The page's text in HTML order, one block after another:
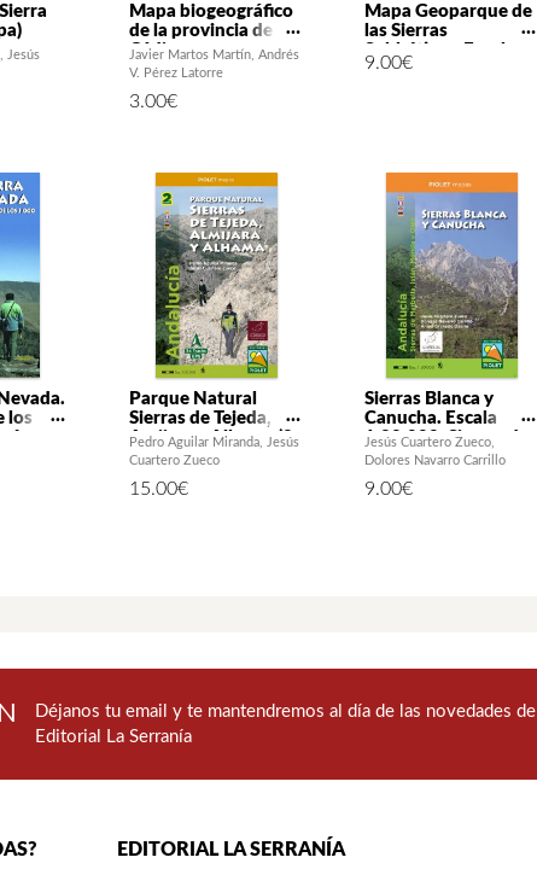
Jesús
Mapa biogeográfico
de la provincia de
Cádiz
Javier Martos Martín Andrés
V. Pérez Latorre
3.00€
Mapa Geoparque de
las Sierras
Subbéticas. Escala
1:40000
9.00€
los
Parque Natural
Sierras de Tejeda,
Amijara y Alhama (2
mapas)
Pedro Aguilar Miranda
Jesús
Cuartero Zueco
15.00€
Sierras Blanca y
Canucha. Escala
1:20.000. Sierras de
Marbella, Istán,
Jesús Cuartero Zueco
Dolores Navarro Carrillo
9.00€
Déjanos tu email y te mantendremos al día de las novedades de
Editorial La Serranía
EDITORIAL LA SERRANÍA